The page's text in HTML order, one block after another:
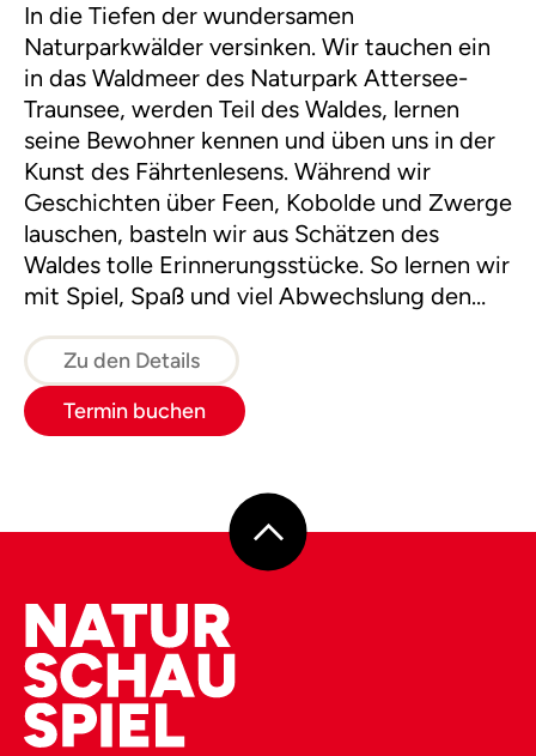
In die Tiefen der wundersamen
Naturparkwälder versinken. Wir tauchen ein
in das Waldmeer des Naturpark Attersee-
Traunsee, werden Teil des Waldes, lernen
seine Bewohner kennen und üben uns in der
Kunst des Fährtenlesens. Während wir
Geschichten über Feen, Kobolde und Zwerge
lauschen, basteln wir aus Schätzen des
Waldes tolle Erinnerungsstücke. So lernen wir
mit Spiel, Spaß und viel Abwechslung den
Zu den Details
Termin buchen